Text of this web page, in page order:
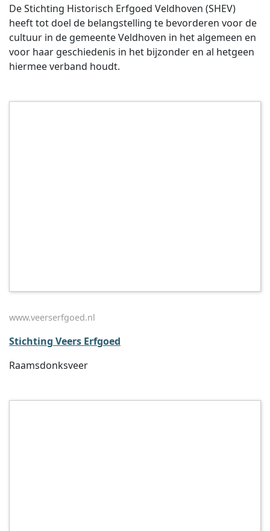
De Stichting Historisch Erfgoed Veldhoven (SHEV)
heeft tot doel de belangstelling te bevorderen voor de
cultuur in de gemeente Veldhoven in het algemeen en
voor haar geschiedenis in het bijzonder en al hetgeen
hiermee verband houdt.
www.veerserfgoed.nl
Stichting Veers Erfgoed
Raamsdonksveer